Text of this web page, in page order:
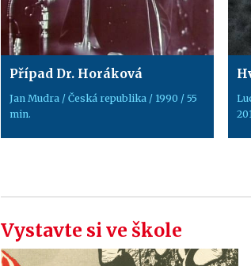
Případ Dr. Horáková
Jan Mudra / Česká republika / 1990 / 55
min.
Vystavte si ve škole